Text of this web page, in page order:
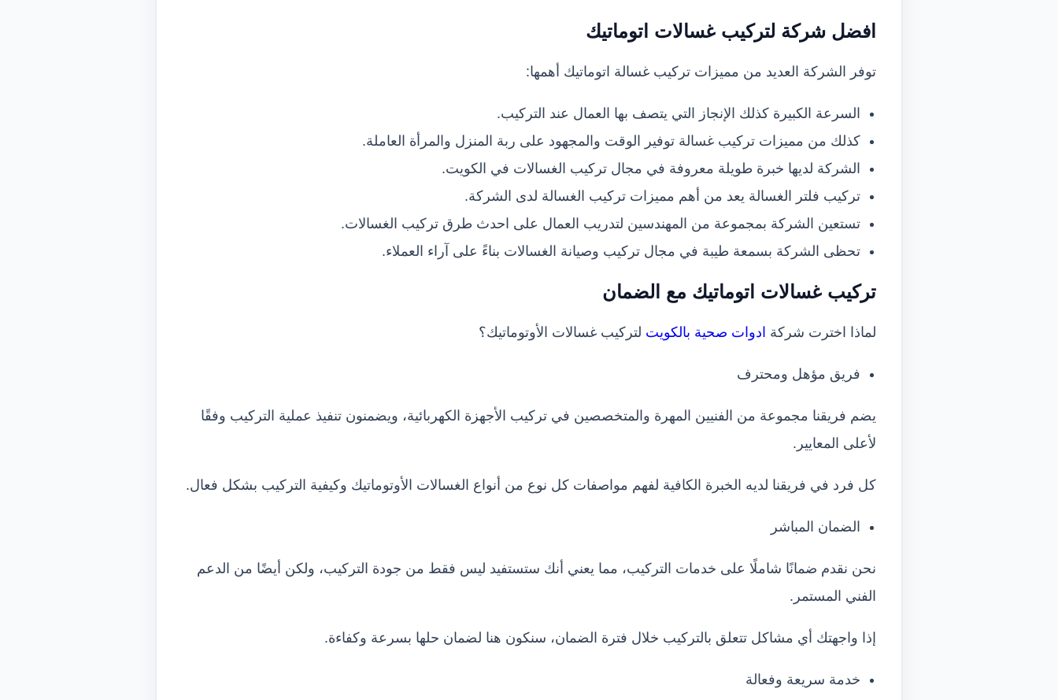
افضل شركة لتركيب غسالات اتوماتيك
توفر الشركة العديد من مميزات تركيب غسالة اتوماتيك أهمها:
السرعة الكبيرة كذلك الإنجاز التي يتصف بها العمال عند التركيب.
كذلك من مميزات تركيب غسالة توفير الوقت والمجهود على ربة المنزل والمرأة العاملة.
الشركة لديها خبرة طويلة معروفة في مجال تركيب الغسالات في الكويت.
تركيب فلتر الغسالة يعد من أهم مميزات تركيب الغسالة لدى الشركة.
تستعين الشركة بمجموعة من المهندسين لتدريب العمال على احدث طرق تركيب الغسالات.
تحظى الشركة بسمعة طيبة في مجال تركيب وصيانة الغسالات بناءً على آراء العملاء.
تركيب غسالات اتوماتيك مع الضمان
لماذا اخترت شركة ادوات صحية بالكويت لتركيب غسالات الأوتوماتيك؟
فريق مؤهل ومحترف
يضم فريقنا مجموعة من الفنيين المهرة والمتخصصين في تركيب الأجهزة الكهربائية، ويضمنون تنفيذ عملية التركيب وفقًا
لأعلى المعايير.
كل فرد في فريقنا لديه الخبرة الكافية لفهم مواصفات كل نوع من أنواع الغسالات الأوتوماتيك وكيفية التركيب بشكل فعال.
الضمان المباشر
نحن نقدم ضمانًا شاملًا على خدمات التركيب، مما يعني أنك ستستفيد ليس فقط من جودة التركيب، ولكن أيضًا من الدعم
الفني المستمر.
إذا واجهتك أي مشاكل تتعلق بالتركيب خلال فترة الضمان، سنكون هنا لضمان حلها بسرعة وكفاءة.
خدمة سريعة وفعالة